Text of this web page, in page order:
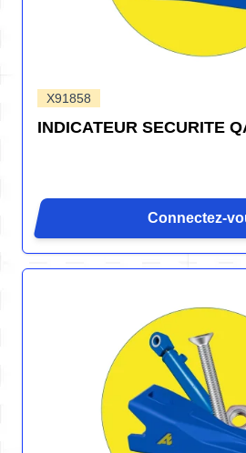
X91858
INDICATEUR SECURITE
Connectez-